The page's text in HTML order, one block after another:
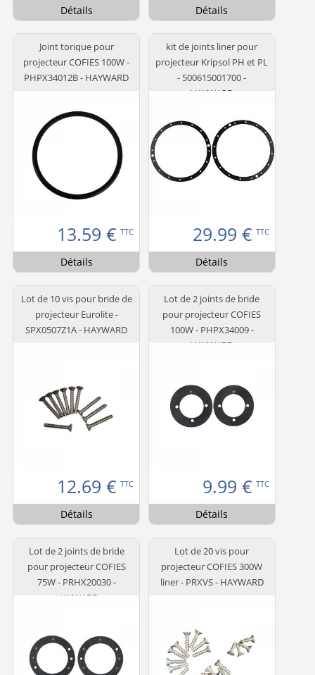
Détails Détails
Joint torique pour
projecteur COFIES 100W -
PHPX34012B - HAYWARD
13.59 € TTC
Détails
kit de joints liner pour
projecteur Kripsol PH et PL
- 500615001700 -
HAYWARD
29.99 € TTC
Détails
Lot de 10 vis pour bride de
projecteur Eurolite -
SPX0507Z1A - HAYWARD
12.69 € TTC
Détails
Lot de 2 joints de bride
pour projecteur COFIES
100W - PHPX34009 -
HAYWARD
9.99 € TTC
Détails
Lot de 2 joints de bride
pour projecteur COFIES
75W - PRHX20030 -
HAYWARD
Lot de 20 vis pour
projecteur COFIES 300W
liner - PRXVS - HAYWARD